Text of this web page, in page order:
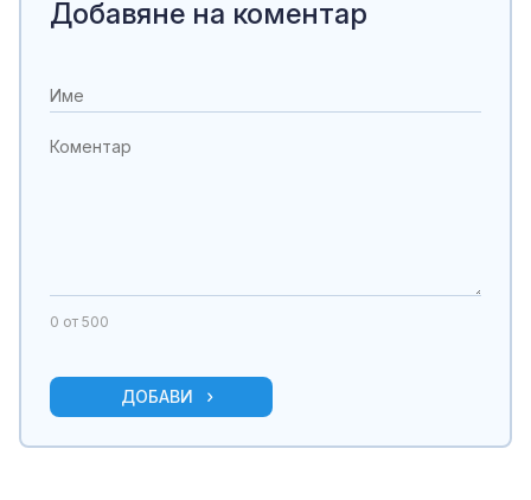
Добавяне на коментар
0 от 500
ДОБАВИ